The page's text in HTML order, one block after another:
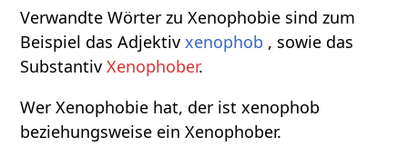
Verwandte Wörter zu Xenophobie sind zum
Beispiel das Adjektivxenophob , sowie das
SubstantivXenophober.
Wer Xenophobie hat, der ist xenophob
beziehungsweise ein Xenophober.